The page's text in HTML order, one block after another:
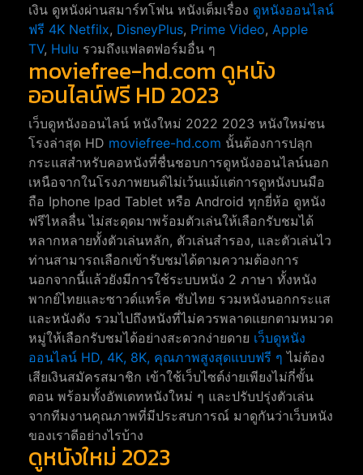
เงิน ดูหนังผ่านสมาร์ทโฟน หนังเต็มเรื่อง ดูหนังออนไลน์
ฟรี 4K Netfilx, DisneyPlus, Prime Video, Apple
TV, Hulu รวมถึงแฟลตฟอร์มอื่น ๆ
moviefree-hd.com ดูหนัง
ออนไลน์ฟรี HD 2023
เว็บดูหนังออนไลน์ หนังใหม่ 2022 2023 หนังใหม่ชน
โรงล่าสุด HD moviefree-hd.com นั้นต้องการปลุก
กระแสสำหรับคอหนังที่ชื่นชอบการดูหนังออนไลน์นอก
เหนือจากในโรงภาพยนต์ไม่เว้นแม้แต่การดูหนังบนมือ
ถือ Iphone Ipad Tablet หรือ Android ทุกยี่ห้อ ดูหนัง
ฟรีไหลลื่น ไม่สะดุดมาพร้อมตัวเล่นให้เลือกรับชมได้
หลากหลายทั้งตัวเล่นหลัก, ตัวเล่นสำรอง, และตัวเล่นไว
ท่านสามารถเลือกเข้ารับชมได้ตามความต้องการ
นอกจากนี้แล้วยังมีการใช้ระบบหนัง 2 ภาษา ทั้งหนัง
พากย์ไทยและซาวด์แทร็ค ซับไทย รวมหนังนอกกระแส
และหนังดัง รวมไปถึงหนังที่ไม่ควรพลาดแยกตามหมวด
หมู่ให้เลือกรับชมได้อย่างสะดวกง่ายดาย เว็บดูหนัง
ออนไลน์ HD, 4K, 8K, คุณภาพสูงสุดแบบฟรี ๆ ไม่ต้อง
เสียเงินสมัครสมาชิก เข้าใช้เว็บไซต์ง่ายเพียงไม่กี่ขั้น
ตอน พร้อมทั้งอัพเดทหนังใหม่ ๆ และปรับปรุ่งตัวเล่น
จากทีมงานคุณภาพที่มีประสบการณ์ มาดูกันว่าเว็บหนัง
ของเราดีอย่างไรบ้าง
ดูหนังใหม่ 2023